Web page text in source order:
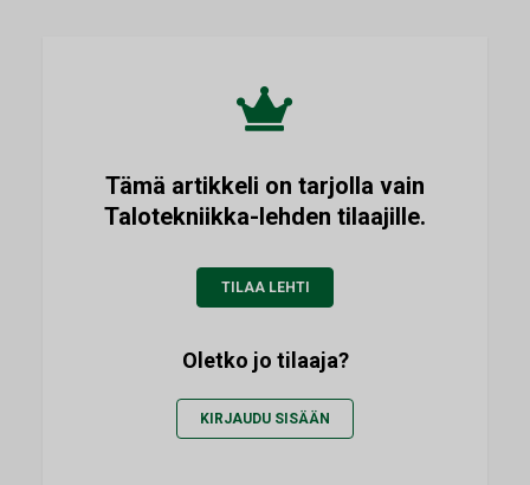
Tämä artikkeli on tarjolla vain
Talotekniikka-lehden tilaajille.
TILAA LEHTI
Oletko jo tilaaja?
KIRJAUDU SISÄÄN